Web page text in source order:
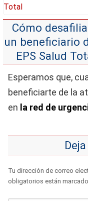
Cómo
un beneficiario
EPS Salud
Esperamos que,
beneficiarte de la
en la red de
Tu dirección de correo
obligatorios están